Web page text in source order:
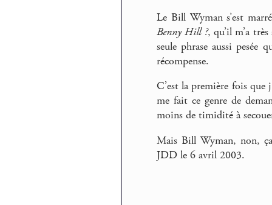
Le Bill Wyman s’est
Benny Hill ?, qu’il m’a
seule phrase aussi pesée
récompense.
C’est la première fois que
me fait ce genre de
moins de timidité à
Mais Bill Wyman, non,
JDD le 6 avril 2003.